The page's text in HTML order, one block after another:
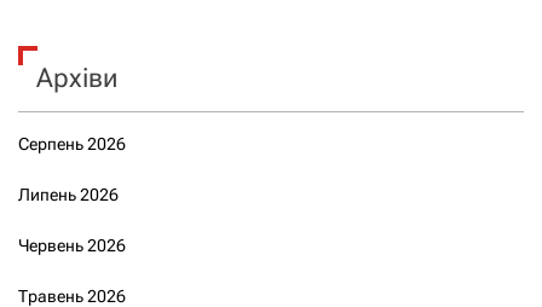
Архіви
Серпень 2026
Липень 2026
Червень 2026
Травень 2026